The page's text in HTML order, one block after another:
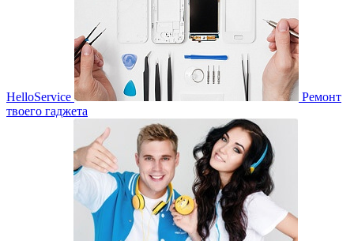
HelloService
Ремонт
твоего гаджета